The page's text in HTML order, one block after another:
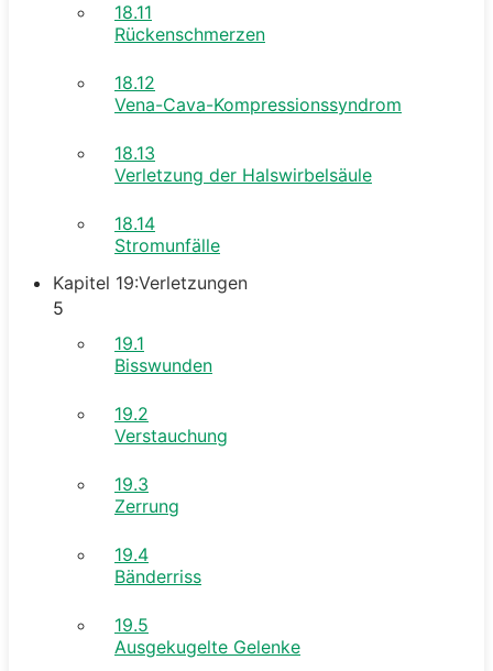
18.11
Rückenschmerzen
18.12
Vena-Cava-Kompressionssyndrom
18.13
Verletzung der Halswirbelsäule
18.14
Stromunfälle
Kapitel 19:Verletzungen
5
19.1
Bisswunden
19.2
Verstauchung
19.3
Zerrung
19.4
Bänderriss
19.5
Ausgekugelte Gelenke